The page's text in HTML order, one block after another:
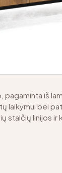
pagaminta iš
laikymui bei
stalčių linijos ir